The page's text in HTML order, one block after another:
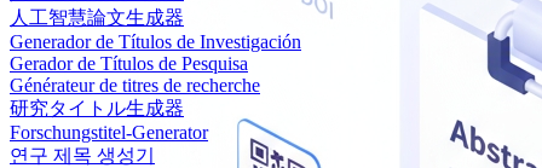
人工智慧論文生成器
Generador de Títulos de Investigación
Gerador de Títulos de Pesquisa
Générateur de titres de recherche
研究タイトル生成器
Forschungstitel-Generator
연구 제목 생성기